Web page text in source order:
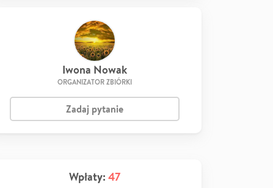
Iwona Nowak
ORGANIZATOR ZBIÓRKI
Zadaj pytanie
Wpłaty: 47